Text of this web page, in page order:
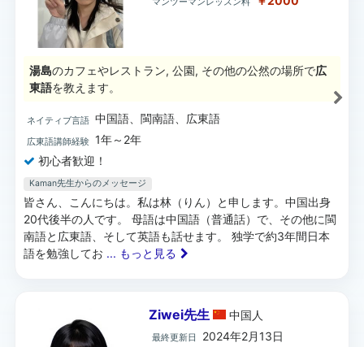
湯島のカフェやレストラン, 公園, その他の公然の場所で広
東語を教えます。
ネイティブ言語 中国語、閩南語、広東語
広東語講師経験 1年～2年
初心者歓迎！
Kaman先生からのメッセージ
皆さん、こんにちは。私は林（りん）と申します。中国出身
20代後半の人です。 母語は中国語（普通話）で、その他に閩
南語と広東語、そして英語も話せます。 独学で約3年間日本
語を勉強してお ... もっと見る
Ziwei先生 中国 人
最終更新日 2024年2月13日